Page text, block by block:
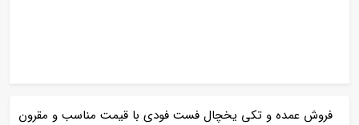
فروش عمده و تکی یخچال فست فودی با قیمت مناسب و مقرون